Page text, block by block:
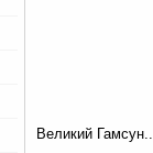
Великий